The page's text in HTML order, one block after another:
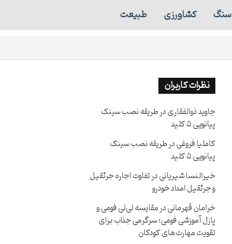
سنگ کشاورزی طبیعت
نظرات کاربران
جاوید ذوالفقاریدرطریقه نصب سینک
پیانویی ۵ کلید
کاملیا فروغیدرطریقه نصب سینک
پیانویی ۵ کلید
خیرالنسا شیریانیدرتفاوت اجاره جرثقیل
و جرثقیل امداد خودرو
خرامان قهرمانیدرمقایسه لی‌لی فومی و
پازل آموزشی فومی؛ سرگرمی جذاب برای
تقویت مهارت‌های کودکان